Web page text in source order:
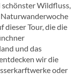
schönster Wildfluss,
dieser Tour, die die
und das
wir die
oder